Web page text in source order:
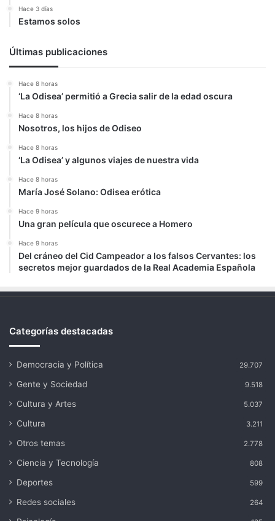
Hace 3 días
Estamos solos
Últimas publicaciones
Hace 8 horas
‘La Odisea’ permitió a Grecia salir de la edad oscura
Hace 8 horas
Nosotros, los hijos de Odiseo
Hace 8 horas
‘La Odisea’ y algunos viajes de nuestra vida
Hace 8 horas
María José Solano: Odisea erótica
Hace 9 horas
Una gran película que oscurece a Homero
Hace 9 horas
Del cráneo del Cid Campeador a los falsos Cervantes: los
secretos mejor guardados de la Real Academia Española
Categorías destacadas
Democracia y Política 29.707
Gente y Sociedad 9.518
Cultura y Artes 5.037
Cultura 3.211
Otros temas 2.778
Ciencia y Tecnología 808
Deportes 599
Redes sociales 264